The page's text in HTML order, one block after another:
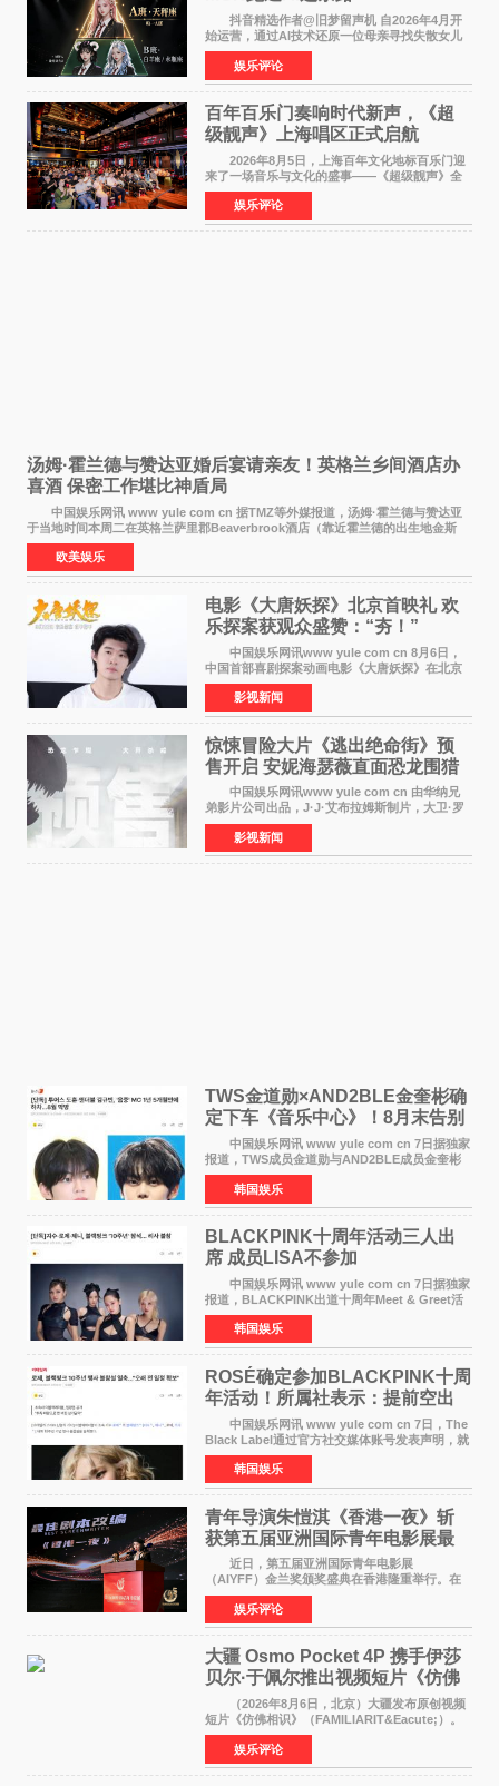
抖音精选作者@旧梦留声机 自2026年4月开
始运营，通过AI技术还原一位母亲寻找失散女儿
的故事，凭借强情感表达获得大量用户关注，发
布仅21小时便获得超1亿曝光、超1000万互动。
此后，账号持续沿
娱乐评论
百年百乐门奏响时代新声，《超
级靓声》上海唱区正式启航
2026年8月5日，上海百年文化地标百乐门迎
来了一场音乐与文化的盛事——《超级靓声》全
国励志音乐公益节目上海唱区新闻发布会暨启动
仪式在此隆重举行。各界领导、嘉宾与媒体朋友
齐聚一堂，共同
娱乐评论
汤姆·霍兰德与赞达亚婚后宴请亲友！英格兰乡间酒店办
喜酒 保密工作堪比神盾局
中国娱乐网讯 www yule com cn 据TMZ等外媒报道，汤姆·霍兰德与赞达亚
于当地时间本周二在英格兰萨里郡Beaverbrook酒店（靠近霍兰德的出生地金斯
顿）举办婚宴，邀请家人与朋友们喝喜酒，庆祝
欧美娱乐
电影《大唐妖探》北京首映礼 欢
乐探案获观众盛赞：“夯！”
中国娱乐网讯www yule com cn 8月6日，
中国首部喜剧探案动画电影《大唐妖探》在北京
举办电影首映礼。导演程腾、联合导演黄珉、总
制片人曹紫建、制片人李莹莹，配音导演张喆，
对白指导程寅，领
影视新闻
惊悚冒险大片《逃出绝命街》预
售开启 安妮海瑟薇直面恐龙围猎
中国娱乐网讯www yule com cn 由华纳兄
弟影片公司出品，J·J·艾布拉姆斯制片，大卫·罗
伯特·米切尔执导，好莱坞巨星安妮·海瑟薇和伊万
·麦克格雷格领衔主演的2026暑期惊悚冒险大片
《逃出绝
影视新闻
TWS金道勋×AND2BLE金奎彬确
定下车《音乐中心》！8月末告别
MC席位
中国娱乐网讯 www yule com cn 7日据独家
报道，TWS成员金道勋与AND2BLE成员金奎彬
将于8月离开《音乐中心》MC的位置。 金道
勋与金奎彬于去年3月与H2H A-NA一起被选为
《音乐中心》MC，约1
韩国娱乐
BLACKPINK十周年活动三人出
席 成员LISA不参加
中国娱乐网讯 www yule com cn 7日据独家
报道，BLACKPINK出道十周年Meet & Greet活
动将由智秀、ROS&Eacute;、JENNIE出席，
LISA将缺席。 此前BLACKPINK所属社YG并
未为组合出道十周年做
韩国娱乐
ROSÉ确定参加BLACKPINK十周
年活动！所属社表示：提前空出
了时间
中国娱乐网讯 www yule com cn 7日，The
Black Label通过官方社交媒体账号发表声明，就
近期网络上关于ROS&Eacute;个人行程及是否参
加BLACKPINK出道纪念活动的种种猜测作出正
式回应。 Th
韩国娱乐
青年导演朱愷淇《香港一夜》斩
获第五届亚洲国际青年电影展最
佳剧本改编奖
近日，第五届亚洲国际青年电影展
（AIYFF）金兰奖颁奖盛典在香港隆重举行。在
这场汇聚数百位海内外电影人、文化界人士及媒
体代表的亚洲青年影视盛会上，香港本土电影
《香港一夜》（Dawn in Ho
娱乐评论
大疆 Osmo Pocket 4P 携手伊莎
贝尔·于佩尔推出视频短片《仿佛
相识》
（2026年8月6日，北京）大疆发布原创视频
短片《仿佛相识》（FAMILIARIT&Eacute;）。
视频短片由戛纳国际电影节最佳女演员伊莎贝尔·
于佩尔（Isabelle Huppert）主演，全程使用大
疆首款双主摄口
娱乐评论